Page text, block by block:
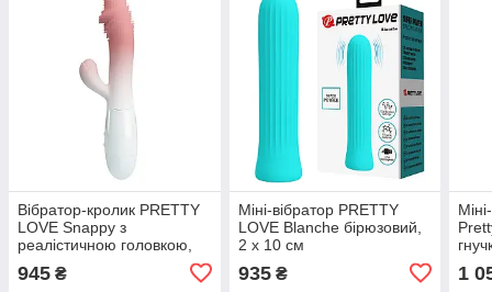
Вібратор-кролик PRETTY
LOVE Snappy з
реалістичною головкою,
945 ₴
Міні-вібратор PRETTY
LOVE Blanche бірюзовий,
2 х 10 см
935₴ 1